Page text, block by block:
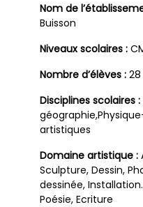
Nom de
Buisson
Niveaux scolaires :
Nombre d’élèves : 28
Disciplines scolaires :
artistiques
Domaine artistique :
Sculpture, Dessin,
dessinée,
Poésie, Ecriture